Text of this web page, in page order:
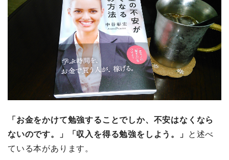
「お金をかけて勉強することでしか、不安はなくなら
ないのです。」「収入を得る勉強をしよう。」
と述べ
ている本があります。